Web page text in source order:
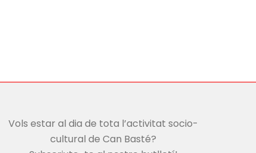
Vols estar al dia de tota l’activitat socio-
cultural de Can Basté?